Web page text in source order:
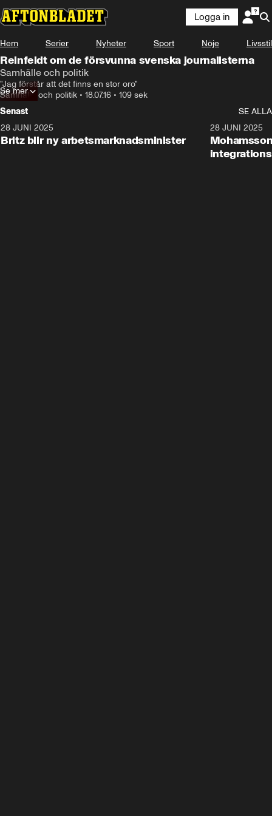
Logga in
Hem Serier Nyheter Sport Nöje Livsstil
Reinfeldt om de försvunna svenska journalisterna
Samhälle och politik
"Jag förstår att det finns en stor oro"
Samhälle och politik • 18.07.16 • 109 sek
Se mer
Senast
SE ALLA
28 JUNI 2025
Britz blir ny arbetsmarknadsminister
28 JUNI 2025